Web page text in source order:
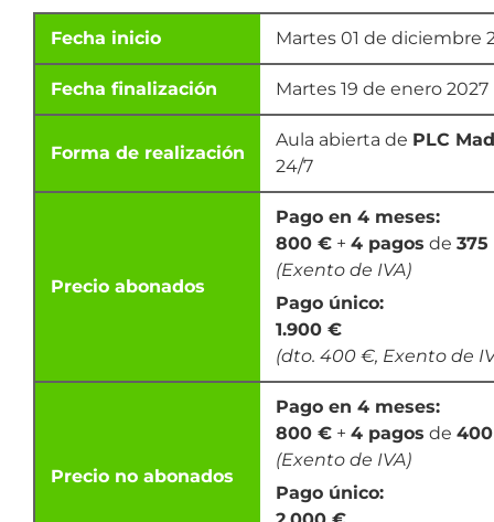
Fecha inicio Martes 01 de diciembre
Fecha finalización Martes 19 de enero 2027
Forma de realización
Aula abierta de PLC
24/7
Precio abonados
Pago en 4 meses:
800 € + 4 pagos de
(Exento de IVA)
Pago único:
1.900 €
(dto. 400 €, Exento de
Precio no abonados
Pago en 4 meses:
800 € + 4 pagos de
(Exento de IVA)
Pago único: